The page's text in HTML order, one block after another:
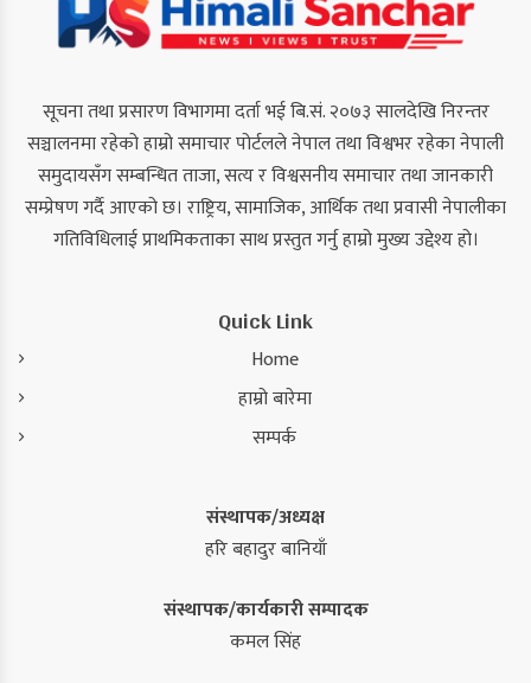
सूचना तथा प्रसारण विभागमा दर्ता भई बि.सं. २०७३ सालदेखि निरन्तर
सञ्चालनमा रहेको हाम्रो समाचार पोर्टलले नेपाल तथा विश्वभर रहेका नेपाली
समुदायसँग सम्बन्धित ताजा, सत्य र विश्वसनीय समाचार तथा जानकारी
सम्प्रेषण गर्दै आएको छ। राष्ट्रिय, सामाजिक, आर्थिक तथा प्रवासी नेपालीका
गतिविधिलाई प्राथमिकताका साथ प्रस्तुत गर्नु हाम्रो मुख्य उद्देश्य हो।
Quick Link
Home
हाम्रो बारेमा
सम्पर्क
संस्थापक/अध्यक्ष
हरि बहादुर बानियाँ
संस्थापक/कार्यकारी सम्पादक
कमल सिंह